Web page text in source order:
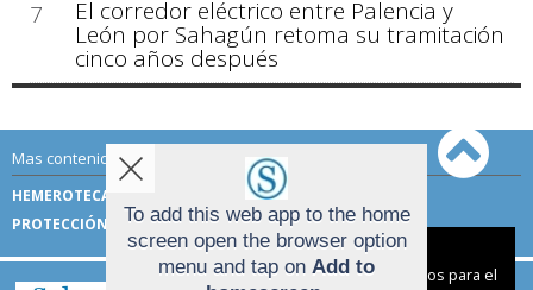
7
El corredor eléctrico entre Palencia y
León por Sahagún retoma su tramitación
cinco años después
Mas contenido de Sahagún Digital:
HEMEROTECA
TÉRMINOS DE USO
PROTECCIÓN DE DATOSTo add this web app to the home
screen open the browser option
menu and tap on Add to
Aviso sobre el Uso de cookies:
Utilizamos cookies nuestras y de terceros para el